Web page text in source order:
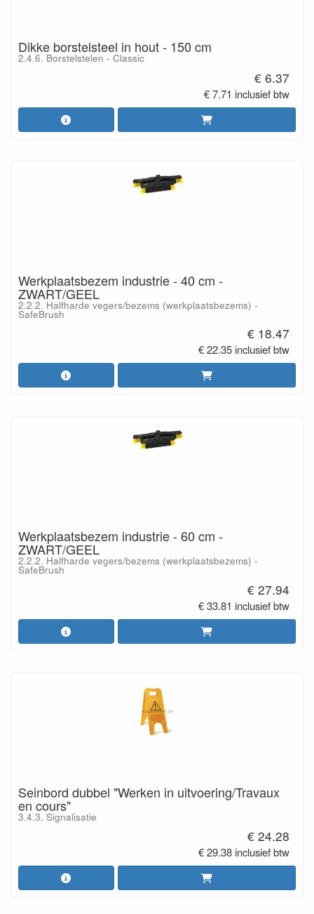
Dikke borstelsteel in hout - 150 cm
2.4.6. Borstelstelen - Classic
€ 6.37
€ 7.71 inclusief btw
Werkplaatsbezem industrie - 40 cm -
ZWART/GEEL
2.2.2. Halfharde vegers/bezems (werkplaatsbezems) -
SafeBrush
€ 18.47
€ 22.35 inclusief btw
Werkplaatsbezem industrie - 60 cm -
ZWART/GEEL
2.2.2. Halfharde vegers/bezems (werkplaatsbezems) -
SafeBrush
€ 27.94
€ 33.81 inclusief btw
Seinbord dubbel "Werken in uitvoering/Travaux
en cours"
3.4.3. Signalisatie
€ 24.28
€ 29.38 inclusief btw